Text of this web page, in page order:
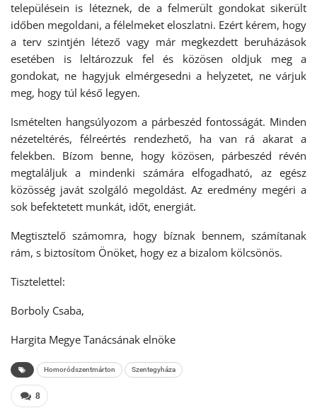
településein is léteznek, de a felmerült gondokat sikerült
időben megoldani, a félelmeket eloszlatni. Ezért kérem, hogy
a terv szintjén létező vagy már megkezdett beruházások
esetében is leltározzuk fel és közösen oldjuk meg a
gondokat, ne hagyjuk elmérgesedni a helyzetet, ne várjuk
meg, hogy túl késő legyen.
Ismételten hangsúlyozom a párbeszéd fontosságát. Minden
nézeteltérés, félreértés rendezhető, ha van rá akarat a
felekben. Bízom benne, hogy közösen, párbeszéd révén
megtaláljuk a mindenki számára elfogadható, az egész
közösség javát szolgáló megoldást. Az eredmény megéri a
sok befektetett munkát, időt, energiát.
Megtisztelő számomra, hogy bíznak bennem, számítanak
rám, s biztosítom Önöket, hogy ez a bizalom kölcsönös.
Tisztelettel:
Borboly Csaba,
Hargita Megye Tanácsának elnöke
Homoródszentmárton Szentegyháza
8